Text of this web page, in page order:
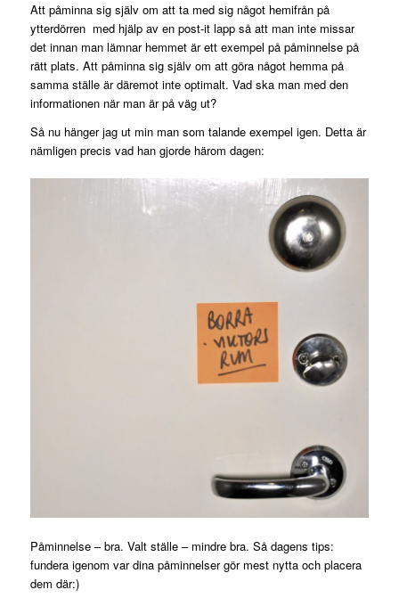
Att påminna sig själv om att ta med sig något hemifrån på
ytterdörren med hjälp av en post-it lapp så att man inte missar
det innan man lämnar hemmet är ett exempel på påminnelse på
rätt plats. Att påminna sig själv om att göra något hemma på
samma ställe är däremot inte optimalt. Vad ska man med den
informationen när man är på väg ut?
Så nu hänger jag ut min man som talande exempel igen. Detta är
nämligen precis vad han gjorde härom dagen:
Påminnelse – bra. Valt ställe – mindre bra. Så dagens tips:
fundera igenom var dina påminnelser gör mest nytta och placera
dem där:)